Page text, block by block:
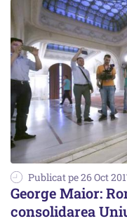
Publicat pe 26 Oct
George Maior:
consolidarea